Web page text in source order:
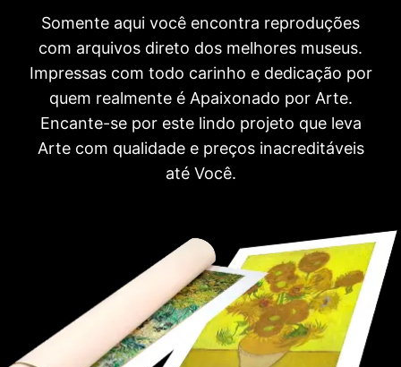
Somente aqui você encontra reproduções
com arquivos direto dos melhores museus.
Impressas com todo carinho e dedicação por
quem realmente é Apaixonado por Arte.
Encante-se por este lindo projeto que leva
Arte com qualidade e preços inacreditáveis
até Você.